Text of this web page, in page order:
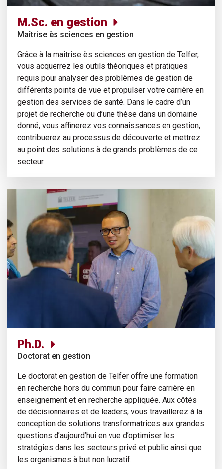
M.Sc. en gestion
Maîtrise ès sciences en gestion
Grâce à la maîtrise ès sciences en gestion de Telfer,
vous acquerrez les outils théoriques et pratiques
requis pour analyser des problèmes de gestion de
différents points de vue et propulser votre carrière en
gestion des services de santé. Dans le cadre d’un
projet de recherche ou d’une thèse dans un domaine
donné, vous affinerez vos connaissances en gestion,
contribuerez au processus de découverte et mettrez
au point des solutions à de grands problèmes de ce
secteur.
Ph.D.
Doctorat en gestion
Le doctorat en gestion de Telfer offre une formation
en recherche hors du commun pour faire carrière en
enseignement et en recherche appliquée. Aux côtés
de décisionnaires et de leaders, vous travaillerez à la
conception de solutions transformatrices aux grandes
questions d’aujourd’hui en vue d’optimiser les
stratégies dans les secteurs privé et public ainsi que
les organismes à but non lucratif.